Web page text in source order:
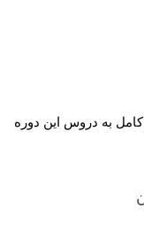
به دروس این دوره